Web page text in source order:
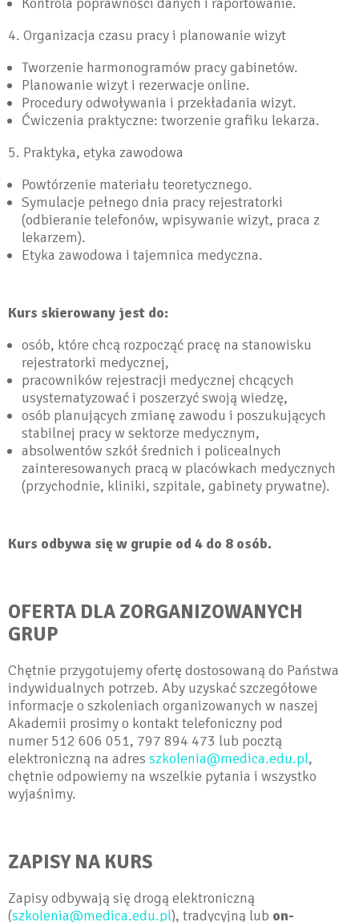
4. Organizacja czasu pracy i planowanie wizyt
Tworzenie harmonogramów pracy gabinetów.
Planowanie wizyt i rezerwacje online.
Procedury odwoływania i przekładania wizyt.
Ćwiczenia praktyczne: tworzenie grafiku lekarza.
5. Praktyka, etyka zawodowa
Powtórzenie materiału teoretycznego.
Symulacje pełnego dnia pracy rejestratorki
(odbieranie telefonów, wpisywanie wizyt, praca z
lekarzem).
Etyka zawodowa i tajemnica medyczna.
Kurs skierowany jest do:
osób, które chcą rozpocząć pracę na stanowisku
rejestratorki medycznej,
pracowników rejestracji medycznej chcących
usystematyzować i poszerzyć swoją wiedzę,
osób planujących zmianę zawodu i poszukujących
stabilnej pracy w sektorze medycznym,
absolwentów szkół średnich i policealnych
zainteresowanych pracą w placówkach medycznych
(przychodnie, kliniki, szpitale, gabinety prywatne).
Kurs odbywa się w grupie od 4 do 8 osób.
OFERTA DLA ZORGANIZOWANYCH
GRUP
Chętnie przygotujemy ofertę dostosowaną do Państwa
indywidualnych potrzeb. Aby uzyskać szczegółowe
informacje o szkoleniach organizowanych w naszej
Akademii prosimy o kontakt telefoniczny pod
numer 512 606 051, 797 894 473 lub pocztą
elektroniczną na adres szkolenia@medica.edu.pl,
chętnie odpowiemy na wszelkie pytania i wszystko
wyjaśnimy.
ZAPISY NA KURS
Zapisy odbywają się drogą elektroniczną
(szkolenia@medica.edu.pl), tradycyjną lub on-